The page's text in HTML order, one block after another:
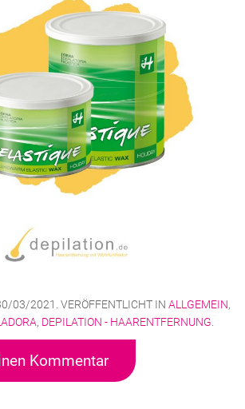
03/2021 . VERÖFFENTLICHT IN ALLGEMEIN,
, DEPILATION - HAARENTFERNUNG
Kommentar